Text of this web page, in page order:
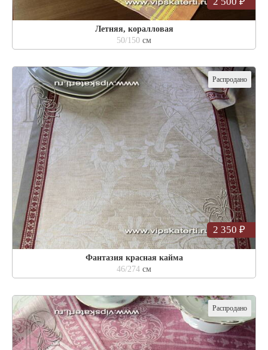
Летняя, коралловая
50/150 см
Распродано
2 350 ₽
Фантазия красная кайма
46/274 см
Распродано